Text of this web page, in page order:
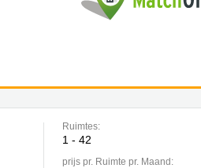
Ruimtes:
1 - 42
prijs pr. Ruimte pr. Maand: